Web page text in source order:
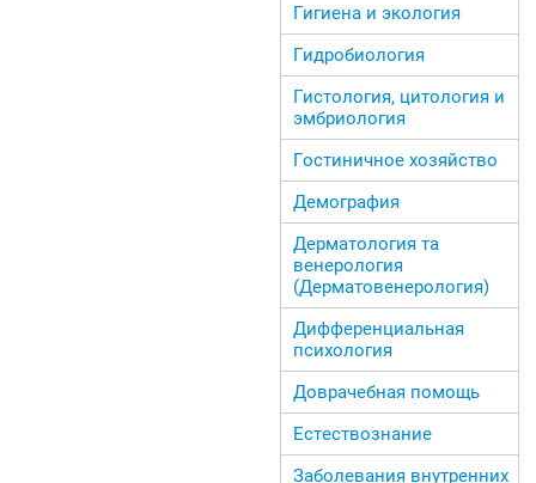
Гигиена и экология
Гидробиология
Гистология, цитология и
эмбриология
Гостиничное хозяйство
Демография
Дерматология та
венерология
(Дерматовенерология)
Дифференциальная
психология
Доврачебная помощь
Естествознание
Заболевания внутренних